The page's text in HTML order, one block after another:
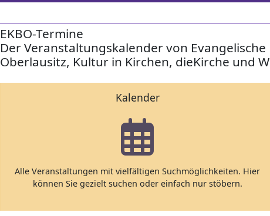
EKBO-Termine
Der Veranstaltungskalender von
Oberlausitz, Kultur in Kirchen, dieKirche und
Kalender
Alle Veranstaltungen mit vielfältigen Suchmöglichkeiten. Hier
können Sie gezielt suchen oder einfach nur stöbern.